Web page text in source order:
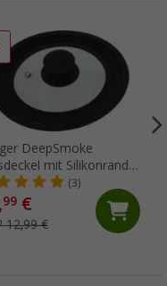
DeepSmoke
mit Silikonrand
⌀16/18/20
(3)
99€
12,99 €